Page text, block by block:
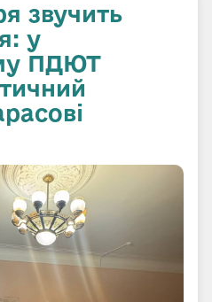
звучить
у
ПДЮТ